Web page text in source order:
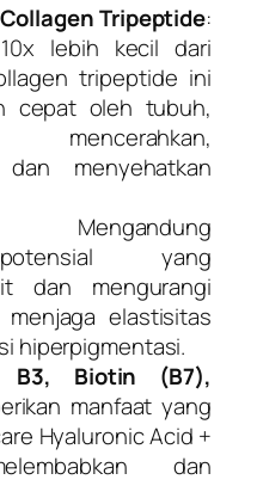
Tripeptide:
lebih kecil dari
tripeptide ini
cepat oleh tubuh,
dan menyehatkan
yang
dan mengurangi
elastisitas
hiperpigmentasi.
B3, Biotin (B7),
manfaat yang
Hyaluronic Acid +
dan